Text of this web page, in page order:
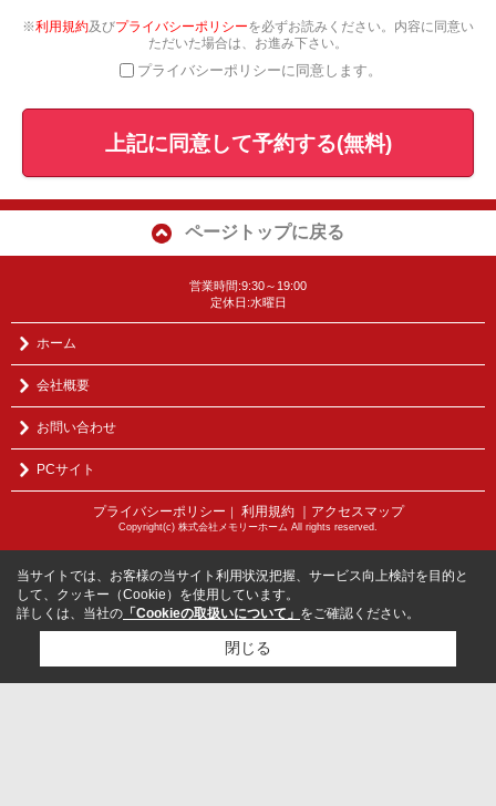
※利用規約及びプライバシーポリシーを必ずお読みください。内容に同意い
ただいた場合は、お進み下さい。
プライバシーポリシーに同意します。
上記に同意して予約する(無料)
ページトップに戻る
営業時間:9:30～19:00
定休日:水曜日
ホーム
会社概要
お問い合わせ
PCサイト
プライバシーポリシー ｜ 利用規約 ｜アクセスマップ
Copyright(c) 株式会社メモリーホーム All rights reserved.
当サイトでは、お客様の当サイト利用状況把握、サービス向上検討を目的と
して、クッキー（Cookie）を使用しています。
詳しくは、当社の 「Cookieの取扱いについて」 をご確認ください。
閉じる